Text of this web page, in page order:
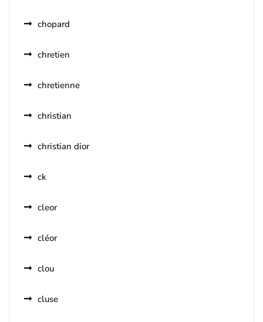
chopard
chretien
chretienne
christian
christian dior
ck
cleor
cléor
clou
cluse